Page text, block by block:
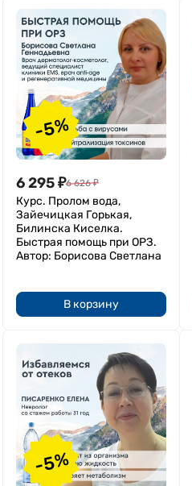
-5%
6 295₽6 626 ₽
Курс. Пролом вода,
Зайечицкая Горькая,
Билинска Киселка.
Быстрая помощь при ОРЗ.
Автор: Борисова Светлана
В корзину
-5%